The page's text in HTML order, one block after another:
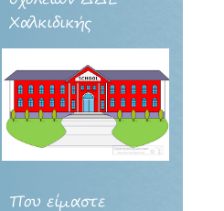
Χαλκιδικής
Που είμαστε